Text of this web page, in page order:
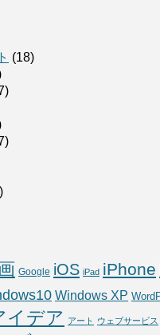
(18)
Google iOS iPad iPhone
Windows XP
イデア アート ウェブサービス